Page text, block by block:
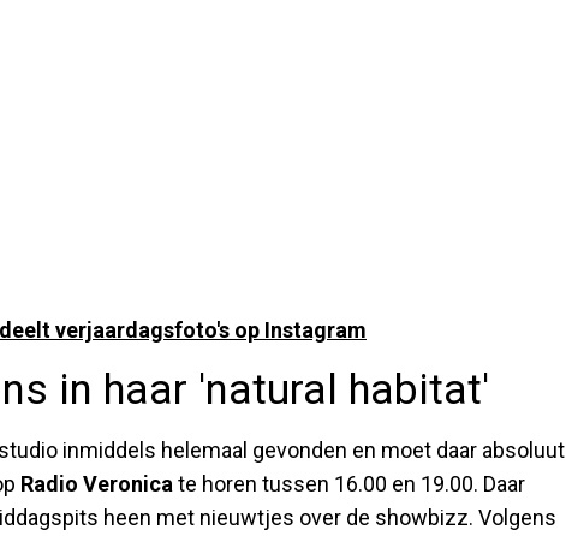
verjaardagsfoto's op Instagram
in haar 'natural habitat'
inmiddels helemaal gevonden en moet daar absoluut
Radio Veronica te horen tussen 16.00 en 19.00. Daar
heen met nieuwtjes over de showbizz. Volgens